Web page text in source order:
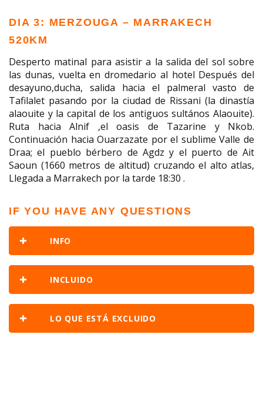
DIA 3: MERZOUGA – MARRAKECH
520KM
Desperto matinal para asistir a la salida del sol sobre
las dunas, vuelta en dromedario al hotel Después del
desayuno,ducha, salida hacia el palmeral vasto de
Tafilalet pasando por la ciudad de Rissani (la dinastía
alaouite y la capital de los antiguos sultános Alaouite).
Ruta hacia Alnif ,el oasis de Tazarine y Nkob.
Continuación hacia Ouarzazate por el sublime Valle de
Draa; el pueblo bérbero de Agdz y el puerto de Ait
Saoun (1660 metros de altitud) cruzando el alto atlas,
Llegada a Marrakech por la tarde 18:30 .
IF YOU HAVE ANY QUESTIONS
INFO
INCLUIDO
LO QUE ESTÁ EXCLUIDO